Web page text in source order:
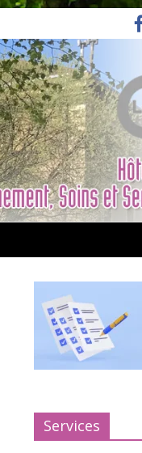
Services